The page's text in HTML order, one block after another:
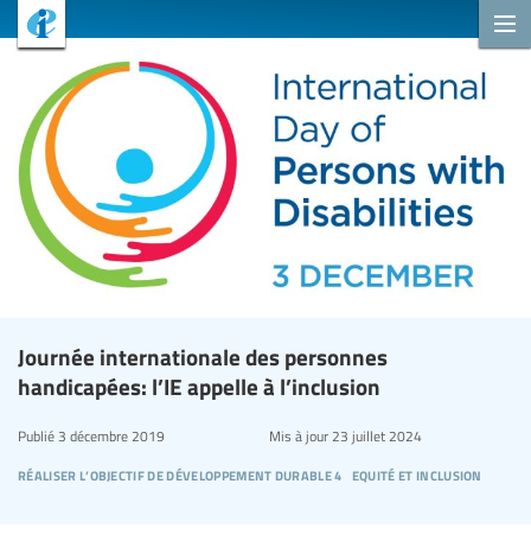
Journée internationale des personnes
handicapées: l’IE appelle à l’inclusion
réaliser l’objectif de développement durable 4 equité et inclusion
Publié 3 décembre 2019 Mis à jour23 juillet 2024